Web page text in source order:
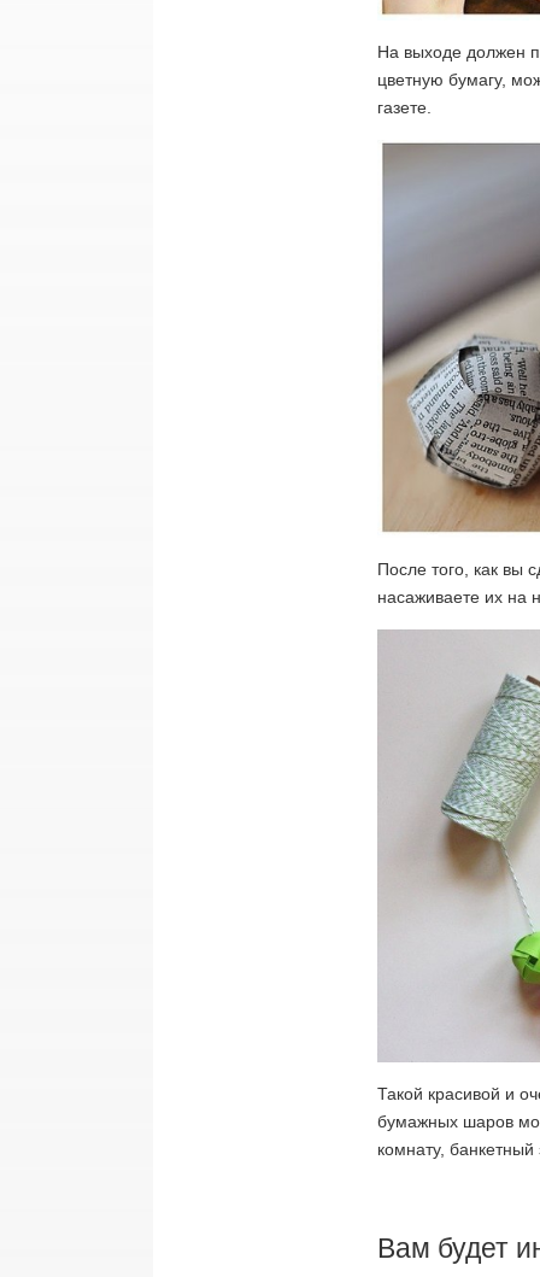
На выходе должен
цветную бумагу,
газете.
После того, как вы
насаживаете их на
Такой красивой и
бумажных шаров
комнату, банкетный
Вам будет